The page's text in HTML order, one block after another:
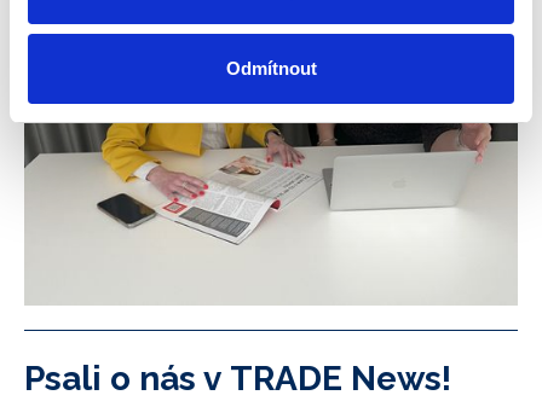
Odmítnout
Psali o nás v TRADE News!